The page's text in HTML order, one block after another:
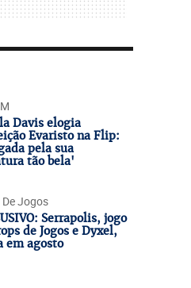
Davis elogia
Evaristo na Flip:
pela sua
tão bela'
Jogos
Serrapolis, jogo
de Jogos e Dyxel,
em agosto